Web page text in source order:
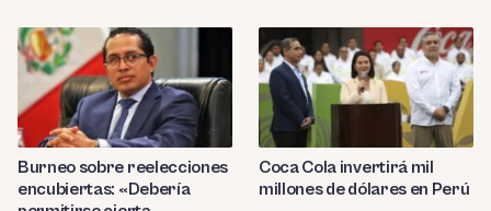
Burneo sobre reelecciones
encubiertas: «Debería
Coca Cola invertirá mil
millones de dólares en Perú